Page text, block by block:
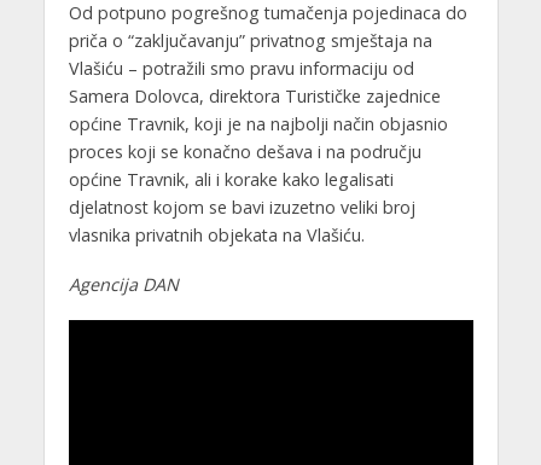
Od potpuno pogrešnog tumačenja pojedinaca do
priča o “zaključavanju” privatnog smještaja na
Vlašiću – potražili smo pravu informaciju od
Samera Dolovca, direktora Turističke zajednice
općine Travnik, koji je na najbolji način objasnio
proces koji se konačno dešava i na području
općine Travnik, ali i korake kako legalisati
djelatnost kojom se bavi izuzetno veliki broj
vlasnika privatnih objekata na Vlašiću.
Agencija DAN